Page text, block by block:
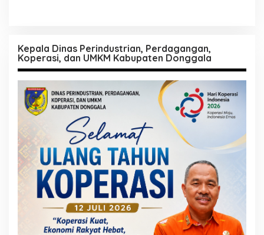
Kepala Dinas Perindustrian, Perdagangan,
Koperasi, dan UMKM Kabupaten Donggala